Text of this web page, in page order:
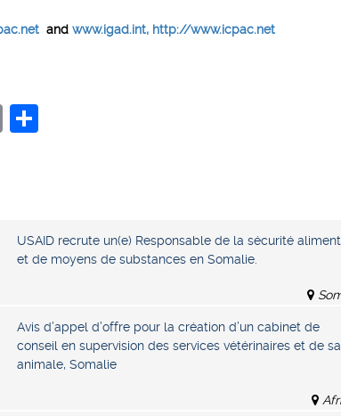
and www.igad.int, http://www.icpac.net
Email
USAID recrute un(e) Responsable de la sécurité
et de moyens de substances en Somalie.
Avis d’appel d’offre pour la création d’un cabinet de
conseil en supervision des services vétérinaires et de
animale, Somalie